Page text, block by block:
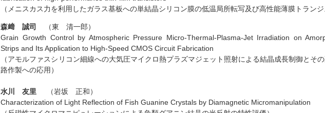
（メニスカス力を利用したガラス基板への単結晶シリコン膜の低温局所転写及び高性能薄膜トランジ
森﨑 誠司
（東 清一郎）
Grain Growth Control by Atmospheric Pressure Micro-Thermal-Plasma-Jet Irradiation on
Strips and Its Application to High-Speed CMOS Circuit Fabrication
（アモルファスシリコン細線への大気圧マイクロ熱プラズマジェット照射による結晶成長制御とそ
路作製への応用）
水川 友里 （岩坂 正和）
Characterization of Light Reflection of Fish Guanine Crystals by Diamagnetic Micromanipulation